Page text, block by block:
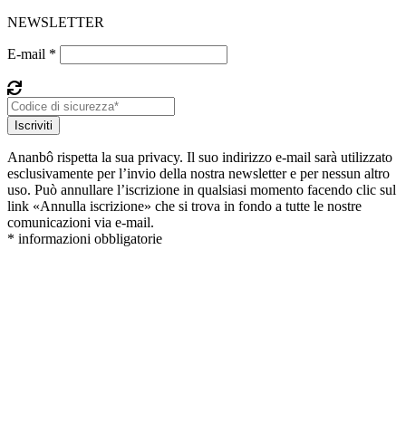
NEWSLETTER
E-mail *
Iscriviti
Ananbô rispetta la sua privacy. Il suo indirizzo e-mail sarà utilizzato
esclusivamente per l’invio della nostra newsletter e per nessun altro
uso. Può annullare l’iscrizione in qualsiasi momento facendo clic sul
link «Annulla iscrizione» che si trova in fondo a tutte le nostre
comunicazioni via e-mail.
* informazioni obbligatorie